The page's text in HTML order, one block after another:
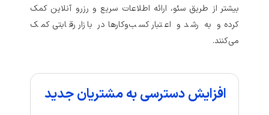
بیشتر از طریق سئو، ارائه اطلاعات سریع و رزرو آنلاین کمک
کرده و به رشد و اعتبار کسب‌وکارها در بازار رقابتی کمک
می‌کنند.
افزایش دسترسی به مشتریان جدید